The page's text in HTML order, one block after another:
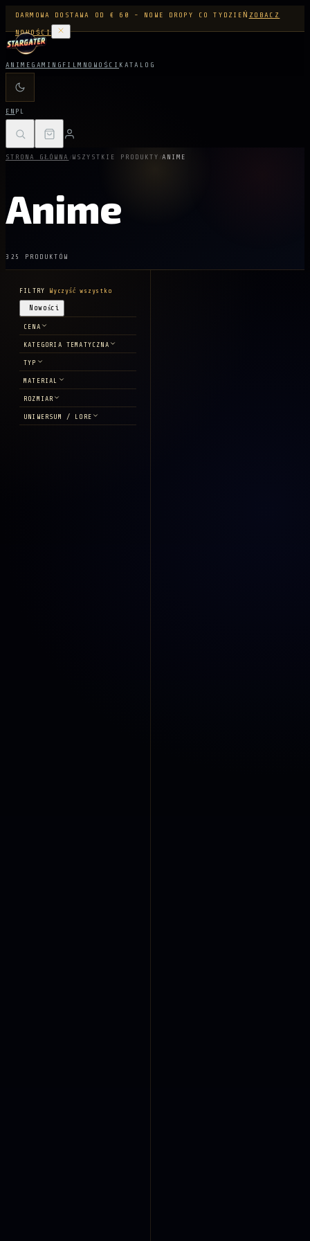
DARMOWA DOSTAWA OD € 60 - NOWE DROPY CO TYDZIEŃ ZOBACZ
NOWOŚCI
ANIME GAMING FILM NOWOŚCI KATALOG
EN PL
STRONA GŁÓWNA /WSZYSTKIE PRODUKTY /ANIME
Anime
325 PRODUKTÓW
FILTRY Wyczyść wszystko
Nowości
CENA
KATEGORIA TEMATYCZNA
TYP
MATERIAL
ROZMIAR
UNIWERSUM / LORE